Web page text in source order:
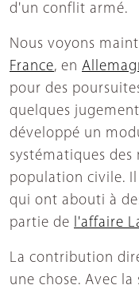
d'un conflit armé.
Nous voyons
France, en
pour des
quelques
développé un
systématiques des
population civile.
qui ont abouti à
partie de l'affaire
La contribution
une chose. Avec